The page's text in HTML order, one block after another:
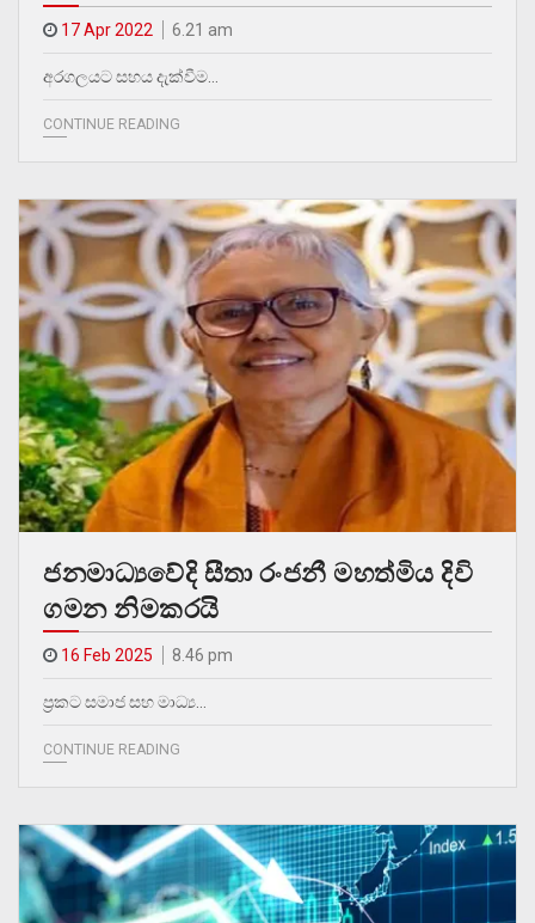
17 Apr 2022 6.21 am
අරගලයට සහය දැක්වීම…
CONTINUE READING
ජනමාධ්‍යවේදි සීතා රංජනී මහත්මිය දිවි
ගමන නිමකරයි
16 Feb 2025 8.46 pm
ප්‍රකට සමාජ සහ මාධ්‍ය…
CONTINUE READING